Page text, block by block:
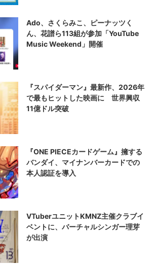
Ado、さくらみこ、ピーナッツく
ん、花譜ら113組が参加「YouTube
Music Weekend」開催
『スパイダーマン』最新作、2026年
で最もヒットした映画に 世界興収
11億ドル突破
『ONE PIECEカードゲーム』擁する
バンダイ、マイナンバーカードでの
本人認証を導入
VTuberユニットKMNZ主催クラブイ
ベントに、バーチャルシンガー理芽
が出演